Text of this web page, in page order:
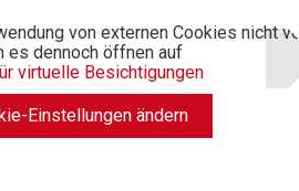
von externen Cookies nicht
es dennoch öffnen auf
virtuelle Besichtigungen
Einstellungen ändern